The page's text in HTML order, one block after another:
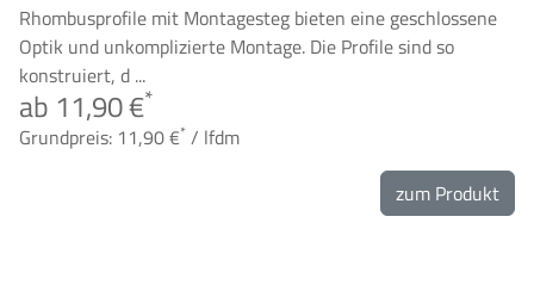
Rhombusprofile mit Montagesteg bieten eine geschlossene
Optik und unkomplizierte Montage. Die Profile sind so
konstruiert, d ...
ab 11,90 €*
Grundpreis: 11,90 €* / lfdm
zum Produkt